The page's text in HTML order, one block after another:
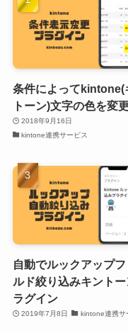
条件によってkintone(
トーン)文字の色を変
2018年9月16日
kintone連携サービス
自動でルックアップ
ルド絞り込みキント
ラグイン
2019年7月8日 kintone連携サ